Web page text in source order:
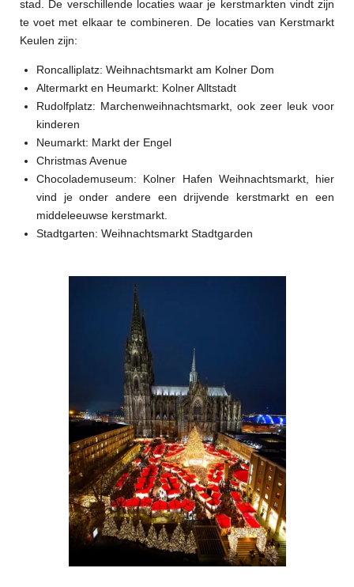
stad. De verschillende locaties waar je kerstmarkten vindt zijn
te voet met elkaar te combineren. De locaties van Kerstmarkt
Keulen zijn:
Roncalliplatz: Weihnachtsmarkt am Kolner Dom
Altermarkt en Heumarkt: Kolner Alltstadt
Rudolfplatz: Marchenweihnachtsmarkt, ook zeer leuk voor
kinderen
Neumarkt: Markt der Engel
Christmas Avenue
Chocolademuseum: Kolner Hafen Weihnachtsmarkt, hier
vind je onder andere een drijvende kerstmarkt en een
middeleeuwse kerstmarkt.
Stadtgarten: Weihnachtsmarkt Stadtgarden